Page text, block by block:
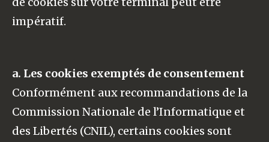
impératif.
a. Les cookies exemptés de consentement
Conformément aux recommandations de la
Commission Nationale de l’Informatique et
des Libertés (CNIL), certains cookies sont